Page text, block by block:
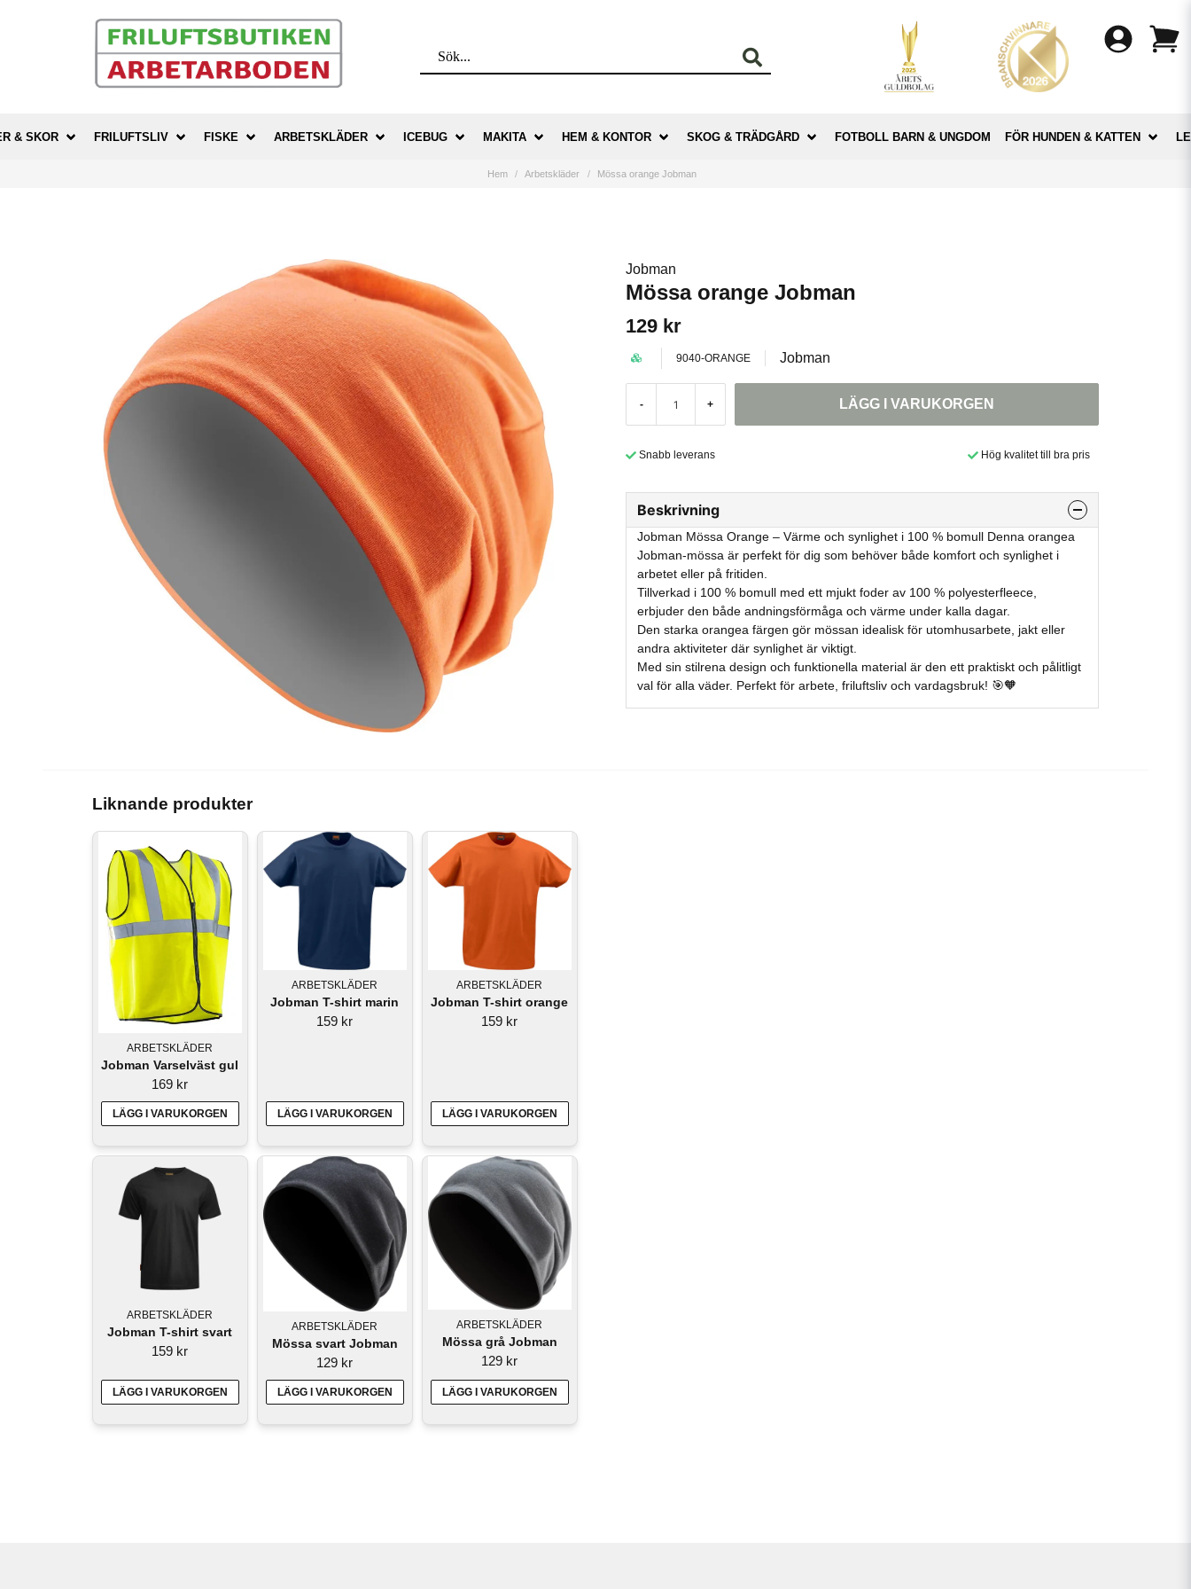
& SKOR FRILUFTSLIV FISKE ARBETSKLÄDER ICEBUG MAKITA HEM & KONTOR SKOG & TRÄDGÅRD FOTBOLL BARN & UNGDOM FÖR HUNDEN & KATTEN
Hem Arbetskläder Mössa orange Jobman
Jobman
Mössa orange Jobman
129 kr
9040-ORANGE Jobman
- + LÄGG I VARUKORGEN
Snabb leverans Hög kvalitet till bra pris
Beskrivning
Jobman Mössa Orange – Värme och synlighet i 100 % bomull Denna orangea
Jobman-mössa är perfekt för dig som behöver både komfort och synlighet i
arbetet eller på fritiden.
Tillverkad i 100 % bomull med ett mjukt foder av 100 % polyesterfleece,
erbjuder den både andningsförmåga och värme under kalla dagar.
Den starka orangea färgen gör mössan idealisk för utomhusarbete, jakt eller
andra aktiviteter där synlighet är viktigt.
Med sin stilrena design och funktionella material är den ett praktiskt och pålitligt
val för alla väder. Perfekt för arbete, friluftsliv och vardagsbruk! 🎯🧡
Liknande produkter
ARBETSKLÄDER
Jobman Varselväst gul
169 kr
LÄGG I VARUKORGEN
ARBETSKLÄDER
Jobman T-shirt marin
159 kr
LÄGG I VARUKORGEN
ARBETSKLÄDER
Jobman T-shirt orange
159 kr
LÄGG I VARUKORGEN
ARBETSKLÄDER
Jobman T-shirt svart
159 kr
LÄGG I VARUKORGEN
ARBETSKLÄDER
Mössa svart Jobman
129 kr
LÄGG I VARUKORGEN
ARBETSKLÄDER
Mössa grå Jobman
129 kr
LÄGG I VARUKORGEN